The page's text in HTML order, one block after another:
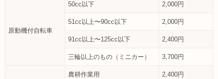
原動機付自転車
50cc以下 2,000円
51cc以上〜90cc以下 2,000円
91cc以上〜125cc以下 2,400円
三輪以上のもの（ミニカー） 3,700円
農耕作業用 2,400円